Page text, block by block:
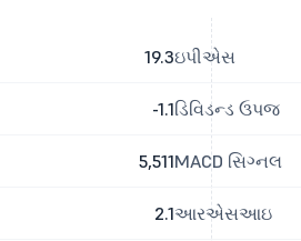
19.3
-1.1
5,511
2.1
ઇપીએસ
ડિવિડન્ડ ઉપજ
MACD સિગ્નલ
આરએસઆઇ